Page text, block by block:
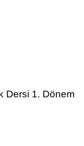
Dersi 1. Dönem